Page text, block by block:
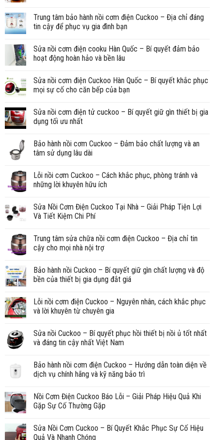
Trung tâm bảo hành nồi cơm điện Cuckoo – Địa chỉ đáng
tin cậy để phục vụ gia đình bạn
Sửa nồi cơm điện cooku Hàn Quốc – Bí quyết đảm bảo
hoạt động hoàn hảo và bền lâu
Sửa nồi cơm điện Cuckoo Hàn Quốc – Bí quyết khắc phục
mọi sự cố cho căn bếp của bạn
Sửa nồi cơm điện tử cuckoo – Bí quyết giữ gìn thiết bị gia
dụng tối ưu nhất
Bảo hành nồi cơm Cuckoo – Đảm bảo chất lượng và an
tâm sử dụng lâu dài
Lỗi nồi cơm Cuckoo – Cách khắc phục, phòng tránh và
những lời khuyên hữu ích
Sửa Nồi Cơm Điện Cuckoo Tại Nhà – Giải Pháp Tiện Lợi
Và Tiết Kiệm Chi Phí
Trung tâm sửa chữa nồi cơm điện Cuckoo – Địa chỉ tin
cậy cho mọi nhà nội trợ
Bảo hành nồi Cuckoo – Bí quyết giữ gìn chất lượng và độ
bền của thiết bị gia dụng đắt giá
Lỗi nồi cơm điện Cuckoo – Nguyên nhân, cách khắc phục
và lời khuyên từ chuyên gia
Sửa nồi Cuckoo – Bí quyết phục hồi thiết bị nồi ủ tốt nhất
và đáng tin cậy nhất Việt Nam
Bảo hành nồi cơm điện Cuckoo – Hướng dẫn toàn diện về
dịch vụ chính hãng và kỹ năng bảo trì
Nồi Cơm Điện Cuckoo Báo Lỗi – Giải Pháp Hiệu Quả Khi
Gặp Sự Cố Thường Gặp
Sửa Nồi Cơm Cuckoo – Bí Quyết Khắc Phục Sự Cố Hiệu
Quả Và Nhanh Chóng